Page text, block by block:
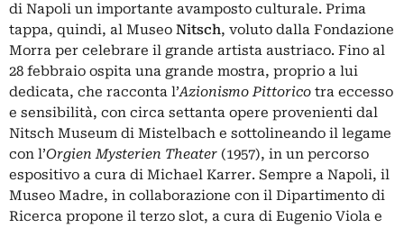
di Napoli un importante avamposto culturale. Prima
tappa, quindi, al Museo Nitsch, voluto dalla Fondazione
Morra per celebrare il grande artista austriaco. Fino al
28 febbraio ospita una grande mostra, proprio a lui
dedicata, che racconta l’Azionismo Pittorico tra eccesso
e sensibilità, con circa settanta opere provenienti dal
Nitsch Museum di Mistelbach e sottolineando il legame
con l’Orgien Mysterien Theater (1957), in un percorso
espositivo a cura di Michael Karrer. Sempre a Napoli, il
Museo Madre, in collaborazione con il Dipartimento di
Ricerca propone il terzo slot, a cura di Eugenio Viola e